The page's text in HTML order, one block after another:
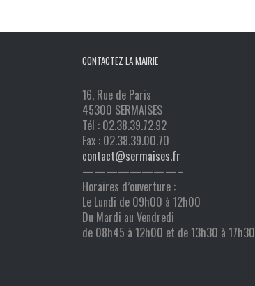
CONTACTEZ LA MAIRIE
16, Rue de Paris
45300 SERMAISES
Tél : 02.38.39.72.92
Fax : 02.38.39.00.70
contact@sermaises.fr
————————–
Horaires d’ouverture :
Le Lundi de 09h00 à 12h00
Du Mardi au Vendredi
de 08h45 à 12h00 et de 13h30 à 17h30